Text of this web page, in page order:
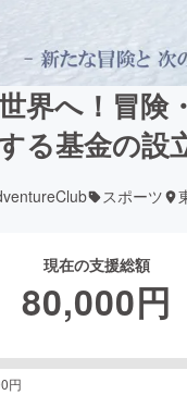
界へ！冒険
る基金の設
スポーツ
現在の支援総額
80,000円
円